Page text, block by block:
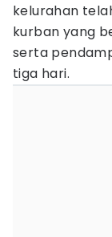
kelurahan
kurban yang
serta
tiga hari.